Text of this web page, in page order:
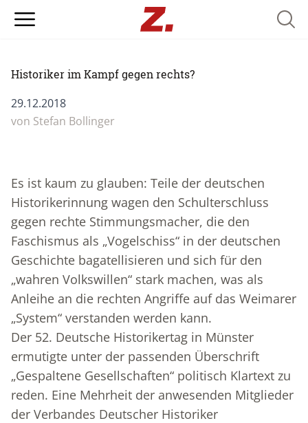
Historiker im Kampf gegen rechts?
29.12.2018
von Stefan Bollinger
Es ist kaum zu glauben: Teile der deutschen
Historikerinnung wagen den Schulterschluss
gegen rechte Stimmungsmacher, die den
Faschismus als „Vogelschiss“ in der deutschen
Geschichte bagatellisieren und sich für den
„wahren Volkswillen“ stark machen, was als
Anleihe an die rechten Angriffe auf das Weimarer
„System“ verstanden werden kann.
Der 52. Deutsche Historikertag in Münster
ermutigte unter der passenden Überschrift
„Gespaltene Gesellschaften“ politisch Klartext zu
reden. Eine Mehrheit der anwesenden Mitglieder
der Verbandes Deutscher Historiker